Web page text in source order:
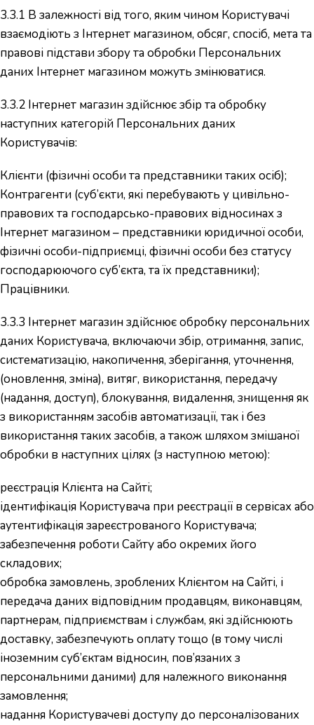
3.3.1 В залежності від того, яким чином Користувачі
взаємодіють з Інтернет магазином, обсяг, спосіб, мета та
правові підстави збору та обробки Персональних
даних Інтернет магазином можуть змінюватися.
3.3.2 Інтернет магазин здійснює збір та обробку
наступних категорій Персональних даних
Користувачів:
Клієнти (фізичні особи та представники таких осіб);
Контрагенти (суб’єкти, які перебувають у цивільно-
правових та господарсько-правових відносинах з
Інтернет магазином – представники юридичної особи,
фізичні особи-підприємці, фізичні особи без статусу
господарюючого суб’єкта, та їх представники);
Працівники.
3.3.3 Інтернет магазин здійснює обробку персональних
даних Користувача, включаючи збір, отримання, запис,
систематизацію, накопичення, зберігання, уточнення,
(оновлення, зміна), витяг, використання, передачу
(надання, доступ), блокування, видалення, знищення як
з використанням засобів автоматизації, так і без
використання таких засобів, а також шляхом змішаної
обробки в наступних цілях (з наступною метою):
реєстрація Клієнта на Сайті;
ідентифікація Користувача при реєстрації в сервісах або
аутентифікація зареєстрованого Користувача;
забезпечення роботи Сайту або окремих його
складових;
обробка замовлень, зроблених Клієнтом на Сайті, і
передача даних відповідним продавцям, виконавцям,
партнерам, підприємствам і службам, які здійснюють
доставку, забезпечують оплату тощо (в тому числі
іноземним суб’єктам відносин, пов’язаних з
персональними даними) для належного виконання
замовлення;
надання Користувачеві доступу до персоналізованих